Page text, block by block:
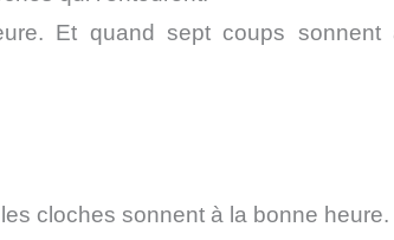
Et quand sept coups
cloches sonnent à la bonne heure.